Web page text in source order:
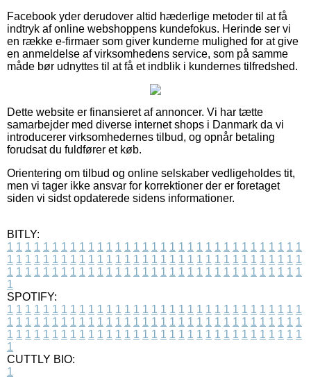
Facebook yder derudover altid hæderlige metoder til at få
indtryk af online webshoppens kundefokus. Herinde ser vi
en række e-firmaer som giver kunderne mulighed for at give
en anmeldelse af virksomhedens service, som på samme
måde bør udnyttes til at få et indblik i kundernes tilfredshed.
Dette website er finansieret af annoncer. Vi har tætte
samarbejder med diverse internet shops i Danmark da vi
introducerer virksomhedernes tilbud, og opnår betaling
forudsat du fuldfører et køb.
Orientering om tilbud og online selskaber vedligeholdes tit,
men vi tager ikke ansvar for korrektioner der er foretaget
siden vi sidst opdaterede sidens informationer.
BITLY:
1 1 1 1 1 1 1 1 1 1 1 1 1 1 1 1 1 1 1 1 1 1 1 1 1 1 1 1 1 1 1 1 1
1 1 1 1 1 1 1 1 1 1 1 1 1 1 1 1 1 1 1 1 1 1 1 1 1 1 1 1 1 1 1 1 1
1 1 1 1 1 1 1 1 1 1 1 1 1 1 1 1 1 1 1 1 1 1 1 1 1 1 1 1 1 1 1 1 1
1
SPOTIFY:
1 1 1 1 1 1 1 1 1 1 1 1 1 1 1 1 1 1 1 1 1 1 1 1 1 1 1 1 1 1 1 1 1
1 1 1 1 1 1 1 1 1 1 1 1 1 1 1 1 1 1 1 1 1 1 1 1 1 1 1 1 1 1 1 1 1
1 1 1 1 1 1 1 1 1 1 1 1 1 1 1 1 1 1 1 1 1 1 1 1 1 1 1 1 1 1 1 1 1
1
CUTTLY BIO:
1